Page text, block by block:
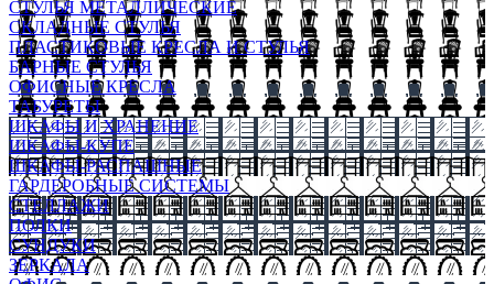
СТУЛЬЯ МЕТАЛЛИЧЕСКИЕ
СКЛАДНЫЕ СТУЛЬЯ
ПЛАСТИКОВЫЕ КРЕСЛА И СТУЛЬЯ
БАРНЫЕ СТУЛЬЯ
ОФИСНЫЕ КРЕСЛА
ТАБУРЕТЫ
ШКАФЫ И ХРАНЕНИЕ
ШКАФЫ-КУПЕ
ШКАФЫ-РАСПАШНЫЕ
ГАРДЕРОБНЫЕ СИСТЕМЫ
СТЕЛЛАЖИ
ПОЛКИ
СУНДУКИ
ЗЕРКАЛА